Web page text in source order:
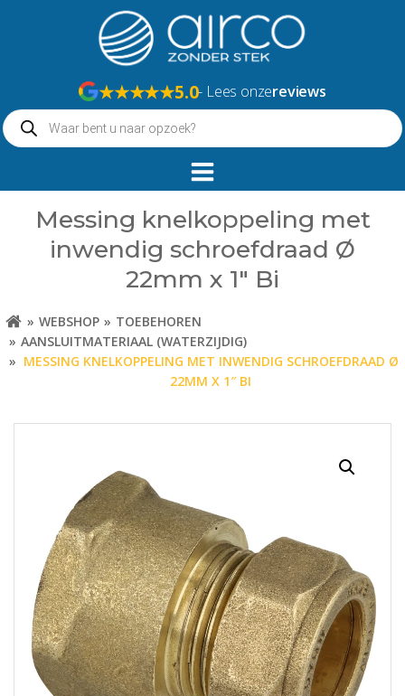
★★★★★5.0- Lees onzereviews
Producten
zoeken
Messing knelkoppeling met
inwendig schroefdraad Ø
22mm x 1″ Bi
WEBSHOP
TOEBEHOREN
AANSLUITMATERIAAL (WATERZIJDIG)
MESSING KNELKOPPELING MET INWENDIG SCHROEFDRAAD Ø
22MM X 1″ BI